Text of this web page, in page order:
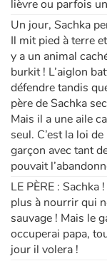
lièvre ou parfois
Un jour, Sachka
Il mit pied à terre
y a un animal
burkit ! L’aiglon
défendre tandis
père de Sachka
Mais il a une aile
seul. C’est la loi
garçon avec tant
pouvait
LE PÈRE : Sachka
plus à nourrir qui
sauvage ! Mais le
occuperai papa,
jour il volera !